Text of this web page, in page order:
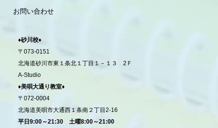
当社は、個人情報の漏洩、滅失、毀損等を防止するために、個人
（情報内容の照会、修正または削除）
当社は、お客様が当社にご提供いただいた個人情報の照会、修正
または削除を希望される場合は、ご本人であることを確認させて
いただいたうえで、合理的な範囲ですみやかに対応させていただ
きます。
お問い合わせ
♦砂川校♦
〒073-0151
北海道砂川市東１条北１丁目１－１３ 2Ｆ
A-Studio
♦美唄大通り教室♦
〒072-0004
北海道美唄市大通西１条南２丁目2-16
平日9:00～21:30 土曜8:00～21:00